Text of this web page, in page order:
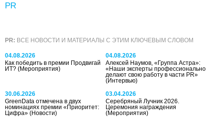
PR
PR: ВСЕ НОВОСТИ И МАТЕРИАЛЫ С ЭТИМ КЛЮЧЕВЫМ СЛОВОМ
04.08.2026
Как победить в премии Продвигай
ИТ? (Мероприятия)
04.08.2026
Алексей Наумов, «Группа Астра»:
«Наши эксперты профессионально
делают свою работу в части PR»
(Интервью)
30.06.2026
GreenData отмечена в двух
номинациях премии «Приоритет:
Цифра» (Новости)
03.04.2026
Серебряный Лучник 2026.
Церемония награждения
(Мероприятия)